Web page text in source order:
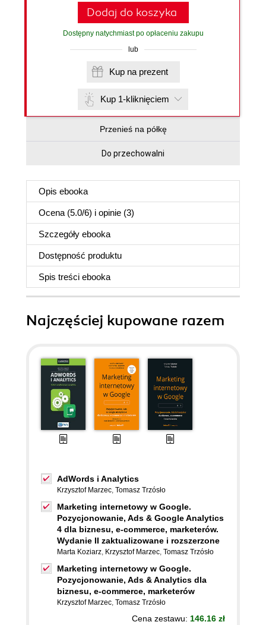
Dodaj do koszyka
Dostępny natychmiast po opłaceniu zakupu
lub
Kup na prezent
Kup 1-kliknięciem
Przenieś na półkę
Do przechowalni
Opis ebooka
Ocena (5.0/6) i opinie (3)
Szczegóły ebooka
Dostępność produktu
Spis treści ebooka
Najczęściej kupowane razem
AdWords i Analytics
Krzysztof Marzec, Tomasz Trzósło
Marketing internetowy w Google.
Pozycjonowanie, Ads & Google Analytics
4 dla biznesu, e-commerce, marketerów.
Wydanie II zaktualizowane i rozszerzone
Marta Koziarz, Krzysztof Marzec, Tomasz Trzósło
Marketing internetowy w Google.
Pozycjonowanie, Ads & Analytics dla
biznesu, e-commerce, marketerów
Krzysztof Marzec, Tomasz Trzósło
Cena zestawu: 146.16 zł